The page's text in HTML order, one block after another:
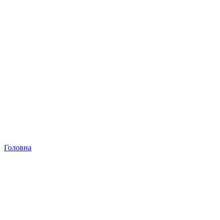
Головна